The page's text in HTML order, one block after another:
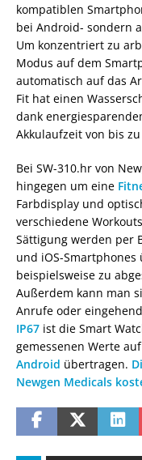
kompatiblen
bei Android- sondern
Um konzentriert zu
Modus auf dem
automatisch auf das
Fit hat einen
dank
Akkulaufzeit von bis
Bei SW-310.hr von
hingegen um eine
Farbdisplay und
verschiedene
Sättigung werden per
und iOS-
beispielsweise zu
Außerdem kann man
Anrufe oder
IP67 ist die Smart
gemessenen Werte
Android übertragen.
Newgen Medicals